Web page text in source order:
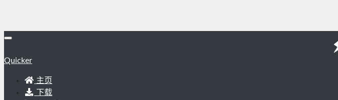
Quicker
主页
下载